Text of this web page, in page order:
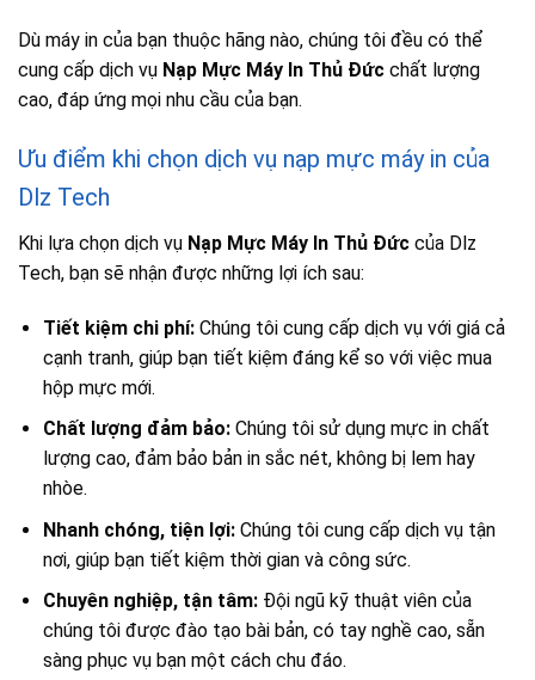
Dù máy in của bạn thuộc hãng nào, chúng tôi đều có thể
cung cấp dịch vụ Nạp Mực Máy In Thủ Đức chất lượng
cao, đáp ứng mọi nhu cầu của bạn.
Ưu điểm khi chọn dịch vụ nạp mực máy in của
Dlz Tech
Khi lựa chọn dịch vụ Nạp Mực Máy In Thủ Đức của Dlz
Tech, bạn sẽ nhận được những lợi ích sau:
Tiết kiệm chi phí:Chúng tôi cung cấp dịch vụ với giá cả
cạnh tranh, giúp bạn tiết kiệm đáng kể so với việc mua
hộp mực mới.
Chất lượng đảm bảo:Chúng tôi sử dụng mực in chất
lượng cao, đảm bảo bản in sắc nét, không bị lem hay
nhòe.
Nhanh chóng, tiện lợi:Chúng tôi cung cấp dịch vụ tận
nơi, giúp bạn tiết kiệm thời gian và công sức.
Chuyên nghiệp, tận tâm:Đội ngũ kỹ thuật viên của
chúng tôi được đào tạo bài bản, có tay nghề cao, sẵn
sàng phục vụ bạn một cách chu đáo.